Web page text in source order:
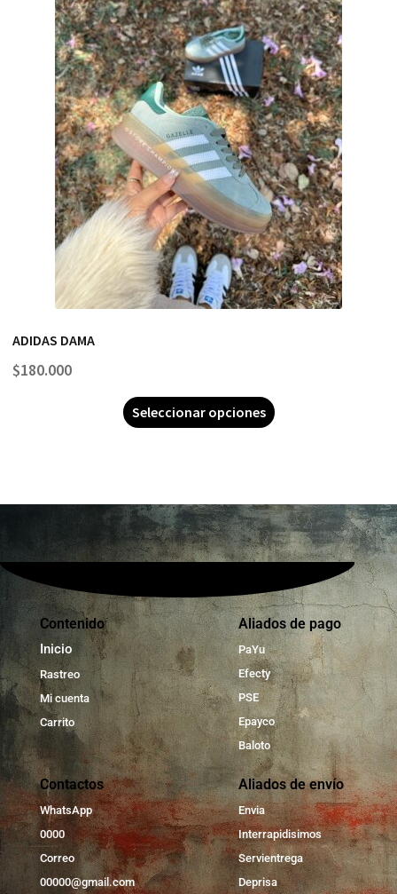
ADIDAS DAMA
$180.000
Seleccionar opciones
Contenido
Inicio
Rastreo
Mi cuenta
Carrito
Aliados de pago
PaYu
Efecty
PSE
Epayco
Baloto
Contactos
WhatsApp
0000
Correo
00000@gmail.com
Aliados de envío
Envia
Interrapidisimos
Servientrega
Deprisa